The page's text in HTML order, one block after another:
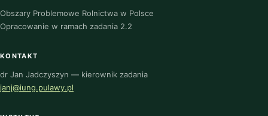
krośnieński w. Iwonicz-Zdrój
leski
leski
Obszary Problemowe Rolnictwa w Polsce
Opracowanie w ramach zadania 2.2
KONTAKT
dr Jan Jadczyszyn — kierownik zadania
janj@iung.pulawy.pl